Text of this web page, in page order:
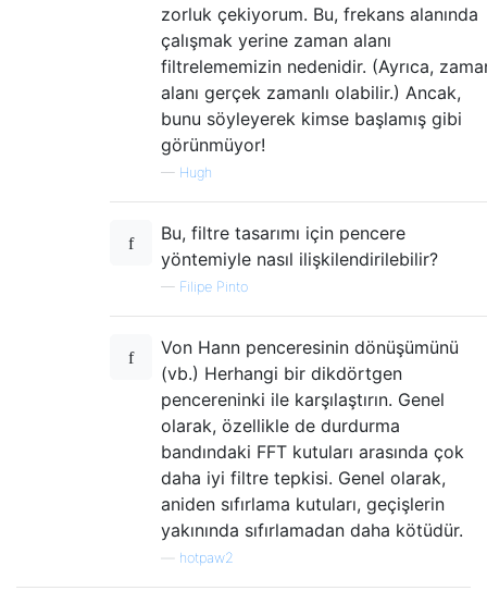
zorluk çekiyorum. Bu, frekans alanında
çalışmak yerine zaman alanı
filtrelememizin nedenidir. (Ayrıca,
alanı gerçek zamanlı olabilir.) Ancak,
bunu söyleyerek kimse başlamış gibi
görünmüyor!
— Hugh
Bu, filtre tasarımı için pencere
yöntemiyle nasıl ilişkilendirilebilir?
— Filipe Pinto
Von Hann penceresinin dönüşümünü
(vb.) Herhangi bir dikdörtgen
pencereninki ile karşılaştırın. Genel
olarak, özellikle de durdurma
bandındaki FFT kutuları arasında çok
daha iyi filtre tepkisi. Genel olarak,
aniden sıfırlama kutuları, geçişlerin
yakınında sıfırlamadan daha kötüdür.
hotpaw2